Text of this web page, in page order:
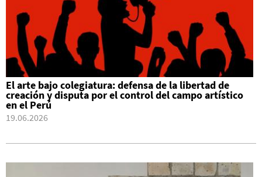
El arte bajo colegiatura: defensa de la libertad de
creación y disputa por el control del campo artístico
en el Perú
19.06.2026